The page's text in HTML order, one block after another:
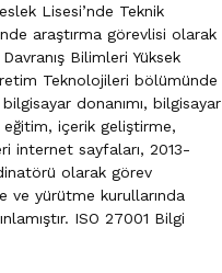
Lisesi’nde Teknik
araştırma görevlisi olarak
Bilimleri Yüksek
Teknolojileri bölümünde
donanımı, bilgisayar
eğitim, içerik geliştirme,
internet sayfaları, 2013-
olarak görev
ve yürütme kurullarında
ISO 27001 Bilgi